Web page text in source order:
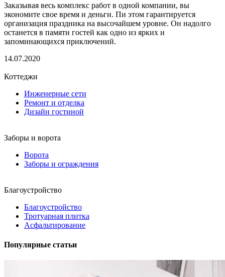
Заказывая весь комплекс работ в одной компании, вы
экономите свое время и деньги. Пи этом гарантируется
организация праздника на высочайшем уровне. Он надолго
останется в памяти гостей как одно из ярких и
запоминающихся приключений.
14.07.2020
Коттеджи
Инженерные сети
Ремонт и отделка
Дизайн гостиной
Заборы и ворота
Ворота
Заборы и ограждения
Благоустройство
Благоустройство
Тротуарная плитка
Асфальтирование
Популярные статьи